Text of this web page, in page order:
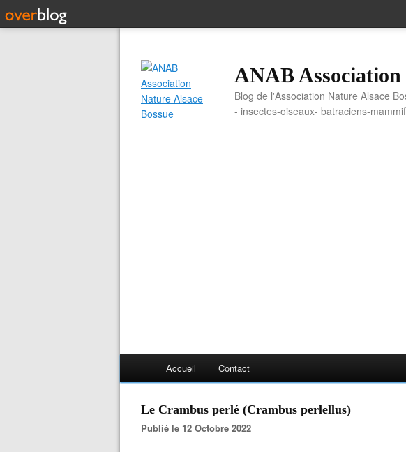
ANAB Association
Blog de l'Association Nature Alsace
- insectes-oiseaux- batraciens-
Accueil Contact
Le Crambus perlé (Crambus perlellus)
Publié le 12 Octobre 2022